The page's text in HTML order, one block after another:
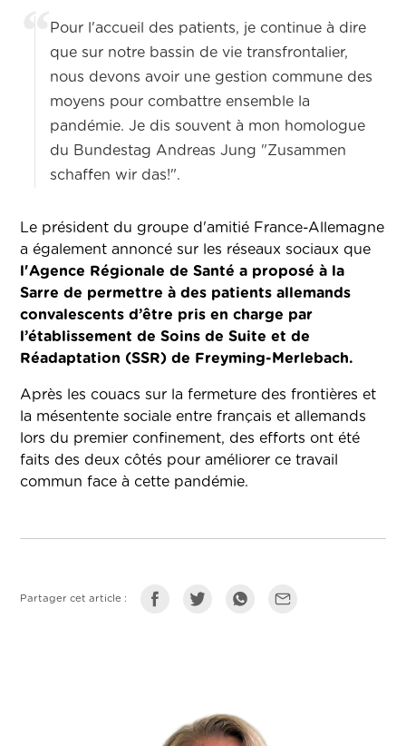
Pour l'accueil des patients, je continue à dire
que sur notre bassin de vie transfrontalier,
nous devons avoir une gestion commune des
moyens pour combattre ensemble la
pandémie. Je dis souvent à mon homologue
du Bundestag Andreas Jung "Zusammen
schaffen wir das!".
Le président du groupe d'amitié France-Allemagne
a également annoncé sur les réseaux sociaux que
l'Agence Régionale de Santé a proposé à la
Sarre de permettre à des patients allemands
convalescents d’être pris en charge par
l’établissement de Soins de Suite et de
Réadaptation (SSR) de Freyming-Merlebach.
Après les couacs sur la fermeture des frontières et
la mésentente sociale entre français et allemands
lors du premier confinement, des efforts ont été
faits des deux côtés pour améliorer ce travail
commun face à cette pandémie.
Partager cet article :